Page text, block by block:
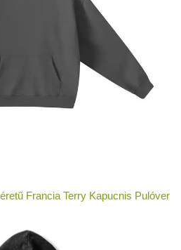
Francia Terry Kapucnis Pulóver